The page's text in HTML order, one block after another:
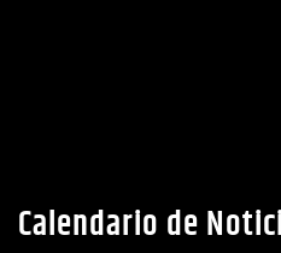
Calendario de